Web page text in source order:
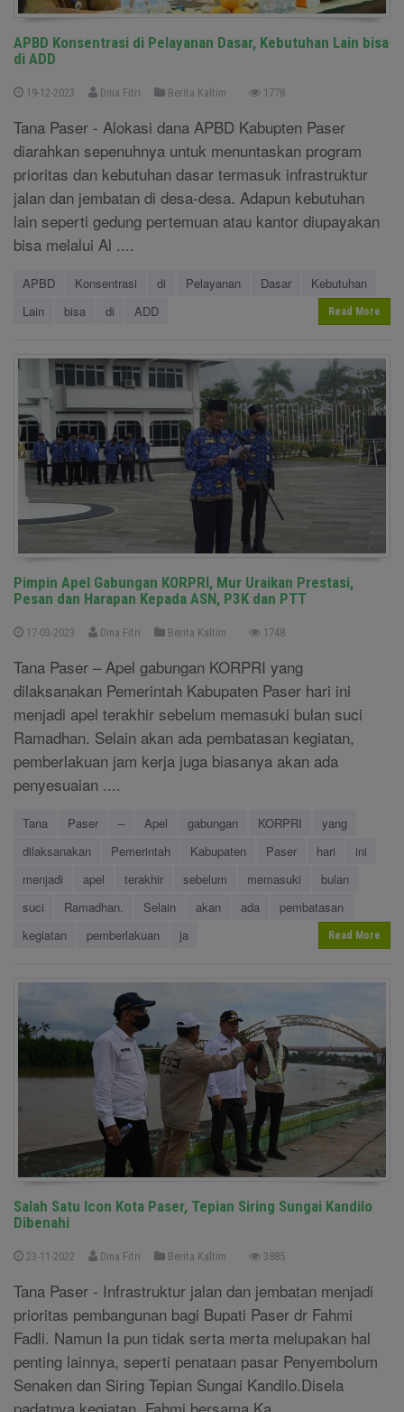
APBD Konsentrasi di Pelayanan Dasar, Kebutuhan Lain bisa
di ADD
19-12-2023 Dina Fitri Berita Kaltim 1778
Tana Paser - Alokasi dana APBD Kabupten Paser
diarahkan sepenuhnya untuk menuntaskan program
prioritas dan kebutuhan dasar termasuk infrastruktur
jalan dan jembatan di desa-desa. Adapun kebutuhan
lain seperti gedung pertemuan atau kantor diupayakan
bisa melalui Al ....
APBD Konsentrasi di Pelayanan Dasar
Kebutuhan
Lain
bisa di ADD Read More
Pimpin Apel Gabungan KORPRI, Mur Uraikan Prestasi,
Pesan dan Harapan Kepada ASN, P3K dan PTT
17-03-2023 Dina Fitri Berita Kaltim 1748
Tana Paser – Apel gabungan KORPRI yang
dilaksanakan Pemerintah Kabupaten Paser hari ini
menjadi apel terakhir sebelum memasuki bulan suci
Ramadhan. Selain akan ada pembatasan kegiatan,
pemberlakuan jam kerja juga biasanya akan ada
penyesuaian ....
Tana Paser – Apel gabungan KORPRI
yang
dilaksanakan
Pemerintah Kabupaten Paser hari
ini
menjadi
apel terakhir sebelum memasuki
bulan
suci
Ramadhan. Selain akan ada
pembatasan
kegiatan
pemberlakuan ja Read More
Salah Satu Icon Kota Paser, Tepian Siring Sungai Kandilo
Dibenahi
23-11-2022 Dina Fitri Berita Kaltim 3885
Tana Paser - Infrastruktur jalan dan jembatan menjadi
prioritas pembangunan bagi Bupati Paser dr Fahmi
Fadli. Namun Ia pun tidak serta merta melupakan hal
penting lainnya, seperti penataan pasar Penyembolum
Senaken dan Siring Tepian Sungai Kandilo.Disela